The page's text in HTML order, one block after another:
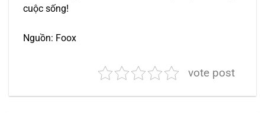
cuộc sống!
Nguồn: Foox
vote post